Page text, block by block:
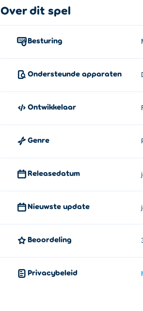
Klik op de items van belang om ze op te
Grandma's Delicious Cakes is gemaakt
Puppeteer
Over dit spel
Besturing
Ondersteunde apparaten
Ontwikkelaar
Genre
Releasedatum
Nieuwste update
Beoordeling
Privacybeleid